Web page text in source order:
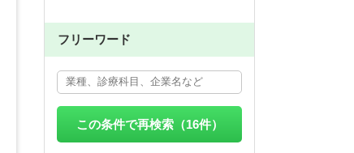
フリーワード
この条件で再検索（16件）